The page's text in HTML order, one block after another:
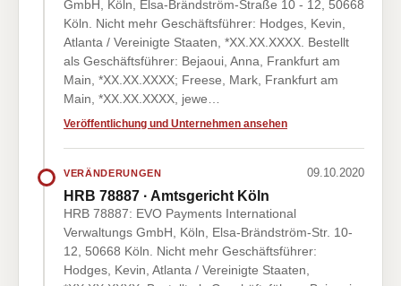
GmbH, Köln, Elsa-Brändström-Straße 10 - 12, 50668
Köln. Nicht mehr Geschäftsführer: Hodges, Kevin,
Atlanta / Vereinigte Staaten, *XX.XX.XXXX. Bestellt
als Geschäftsführer: Bejaoui, Anna, Frankfurt am
Main, *XX.XX.XXXX; Freese, Mark, Frankfurt am
Main, *XX.XX.XXXX, jewe…
Veröffentlichung und Unternehmen ansehen
VERÄNDERUNGEN 09.10.2020
HRB 78887 · Amtsgericht Köln
HRB 78887: EVO Payments International
Verwaltungs GmbH, Köln, Elsa-Brändström-Str. 10-
12, 50668 Köln. Nicht mehr Geschäftsführer:
Hodges, Kevin, Atlanta / Vereinigte Staaten,